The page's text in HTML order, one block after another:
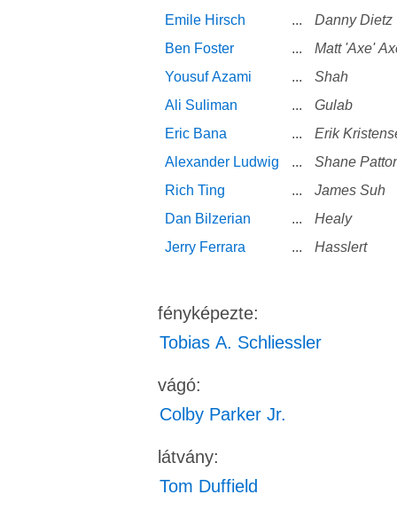
Emile Hirsch
...
Danny Dietz
Ben Foster
...
Matt 'Axe'
Yousuf Azami
...
Shah
Ali Suliman
...
Gulab
Eric Bana
...
Erik
Alexander Ludwig
...
Shane
Rich Ting
...
James Suh
Dan Bilzerian
...
Healy
Jerry Ferrara
... Hasslert
fényképezte:
Tobias A. Schliessler
vágó:
Colby Parker Jr.
látvány:
Tom Duffield